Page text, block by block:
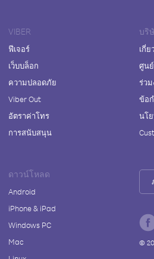
VIBER
ฟีเจอร์
เว็บบล็อก
ความปลอดภัย
Viber Out
อัตราค่าโทร
การสนับสนุน
บริ
เกี่ย
ศูน
ร่วม
ข้อ
นโ
ดาวน์โหลด
Android
iPhone & iPad
Windows PC
Mac
©